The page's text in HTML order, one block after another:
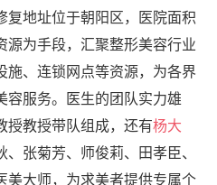
复地址位于朝阳区，医院面积
源为手段，汇聚整形美容行业
施、连锁网点等资源，为各界
容服务。医生的团队实力雄
授教授带队组成，还有杨大
张菊芳、师俊莉、田孝臣、
美大师，为求美者提供专属个